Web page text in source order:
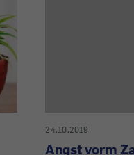
24.10.2019
Angst vorm